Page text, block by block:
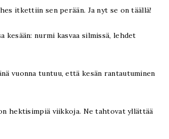
itkettiin sen perään. Ja nyt se on täällä!
nurmi kasvaa silmissä, lehdet
vuonna tuntuu, että kesän rantautuminen
hektisimpiä viikkoja. Ne tahtovat yllättää